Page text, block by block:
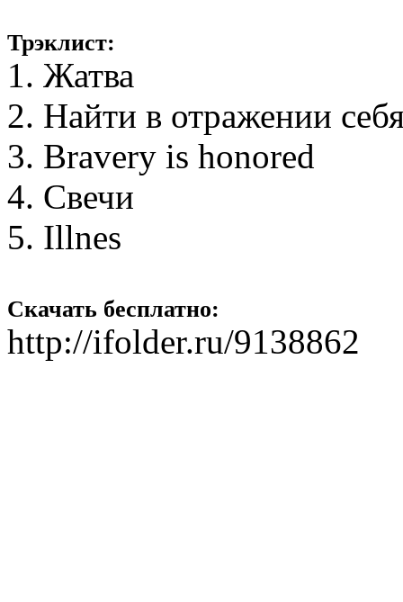
Трэклист:
1. Жатва
2. Найти в отражении
3. Bravery is honored
4. Свечи
5. Illnes
Скачать бесплатно:
http://ifolder.ru/9138862